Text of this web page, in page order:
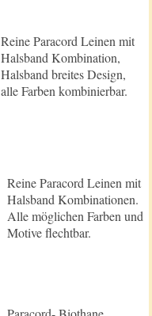
Reine Paracord Leinen mit
Halsband Kombination,
Halsband breites Design,
alle Farben kombinierbar.
Reine Paracord Leinen mit
Halsband Kombinationen.
Alle möglichen Farben und
Motive flechtbar.